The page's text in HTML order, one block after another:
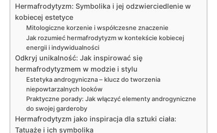
Hermafrodytyzm: Symbolika i jej odzwierciedlenie w
kobiecej estetyce
Mitologiczne korzenie i współczesne znaczenie
Jak rozumieć hermafrodytyzm w kontekście kobiecej
energii i indywidualności
Odkryj unikalność: Jak inspirować się
hermafrodytyzmem w modzie i stylu
Estetyka androgyniczna – klucz do tworzenia
niepowtarzalnych looków
Praktyczne porady: Jak włączyć elementy androgyniczne
do swojej garderoby
Hermafrodytyzm jako inspiracja dla sztuki ciała:
Tatuaże i ich symbolika